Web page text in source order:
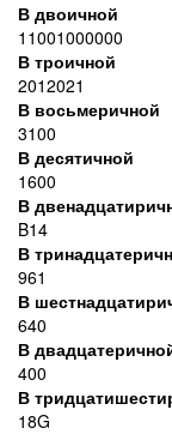
В двоичной
11001000000
В троичной
2012021
В восьмеричной
3100
В десятичной
1600
В
B14
В
961
В
640
В
400
В
18G